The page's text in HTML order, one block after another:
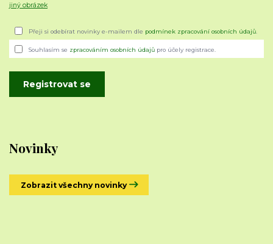
Novinky
Zobrazit všechny novinky
jiný obrázek
Přeji si odebírat novinky e-mailem dle podmínek zpracování osobních údajů.
Souhlasím se zpracováním osobních údajůpro účely registrace.
Registrovat se